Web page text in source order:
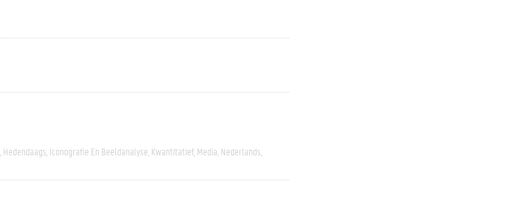
Hedendaags Iconografie En Beeldanalyse Kwantitatief Media Nederlands